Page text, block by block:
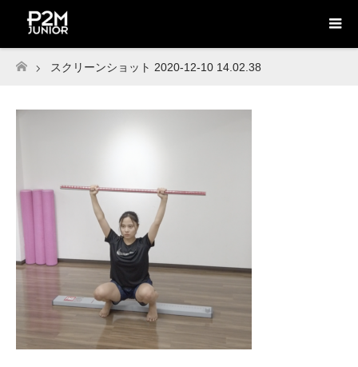
ホーム
スクリーンショット 2020-12-10 14.02.38